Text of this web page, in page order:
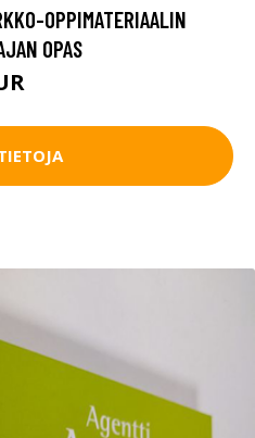
OPPIMATERIAALIN
OPAS